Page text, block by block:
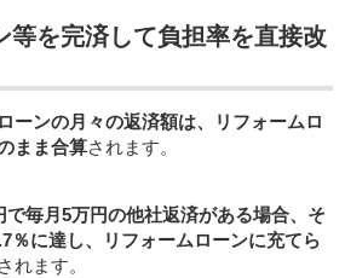
等を完済して負担率を直接改
ーンの月々の返済額は、リフォームロ
まま合算されます。
で毎月5万円の他社返済がある場合、そ
％に達し、リフォームローンに充てら
されます。